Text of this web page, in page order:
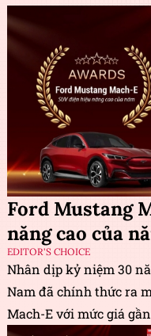
Ford Mustang
năng cao của
EDITOR'S CHOICE
Nhân dịp kỷ niệm 30
Nam đã chính thức ra
Mach-E với mức giá